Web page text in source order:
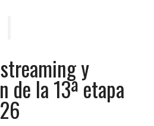
y
de la 13ª etapa